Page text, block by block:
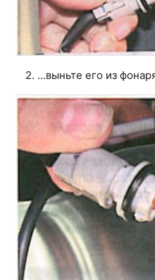
2. ...выньте его из